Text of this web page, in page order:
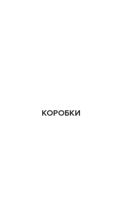
КОРОБКИ